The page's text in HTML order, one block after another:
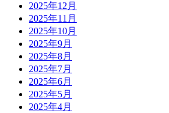
2025年12月
2025年11月
2025年10月
2025年9月
2025年8月
2025年7月
2025年6月
2025年5月
2025年4月